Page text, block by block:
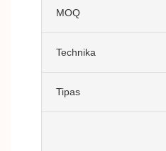
MOQ
Technika
Tipas